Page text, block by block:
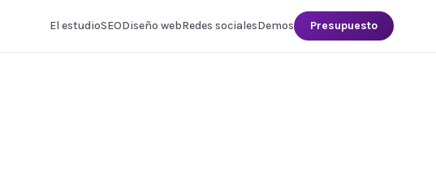
El estudioSEODiseño webRedes socialesDemos Presupuesto